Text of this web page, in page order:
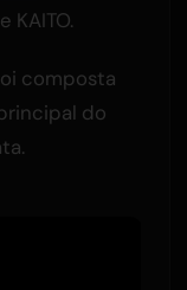
e KAITO.
composta
do